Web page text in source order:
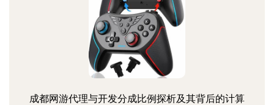
成都网游代理与开发分成比例探析及其背后的计算